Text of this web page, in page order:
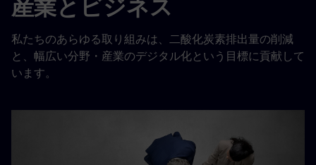
産業とビジネス
私たちのあらゆる取り組みは、二酸化炭素排出量の削減
と、幅広い分野・産業のデジタル化という目標に貢献して
います。